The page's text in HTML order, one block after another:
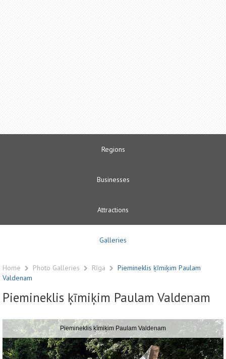
Regions
Businesses
Attractions
Galleries
Home Photo Galleries Rīga
Piemineklis ķīmiķim Paulam
Valdenam
Piemineklis ķīmiķim Paulam Valdenam
Piemineklis ķīmiķim Paulam Valdenam